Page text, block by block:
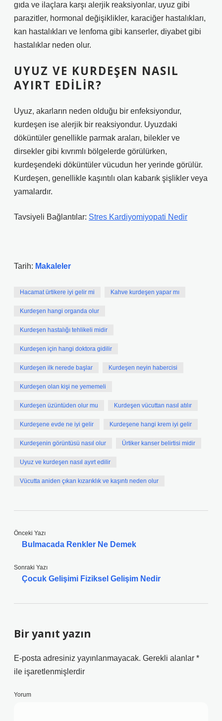
gıda ve ilaçlara karşı alerjik reaksiyonlar, uyuz gibi
parazitler, hormonal değişiklikler, karaciğer hastalıkları,
kan hastalıkları ve lenfoma gibi kanserler, diyabet gibi
hastalıklar neden olur.
UYUZ VE KURDEŞEN NASIL
AYIRT EDILIR?
Uyuz, akarların neden olduğu bir enfeksiyondur,
kurdeşen ise alerjik bir reaksiyondur. Uyuzdaki
döküntüler genellikle parmak araları, bilekler ve
dirsekler gibi kıvrımlı bölgelerde görülürken,
kurdeşendeki döküntüler vücudun her yerinde görülür.
Kurdeşen, genellikle kaşıntılı olan kabarık şişlikler veya
yamalardır.
Tavsiyeli Bağlantılar: Stres Kardiyomiyopati Nedir
Tarih: Makaleler
Hacamat ürtikere iyi gelir mi Kahve kurdeşen yapar mı
Kurdeşen hangi organda olur
Kurdeşen hastalığı tehlikeli midir
Kurdeşen için hangi doktora gidilir
Kurdeşen ilk nerede başlar Kurdeşen neyin habercisi
Kurdeşen olan kişi ne yememeli
Kurdeşen üzüntüden olur mu Kurdeşen vücuttan nasıl atılır
Kurdeşene evde ne iyi gelir Kurdeşene hangi krem iyi gelir
Kurdeşenin görüntüsü nasıl olur Ürtiker kanser belirtisi midir
Uyuz ve kurdeşen nasıl ayırt edilir
Vücutta aniden çıkan kızarıklık ve kaşıntı neden olur
Önceki Yazı
Bulmacada Renkler Ne Demek
Sonraki Yazı
Çocuk Gelişimi Fiziksel Gelişim Nedir
Bir yanıt yazın
E-posta adresiniz yayınlanmayacak. Gerekli alanlar *
ile işaretlenmişlerdir
Yorum